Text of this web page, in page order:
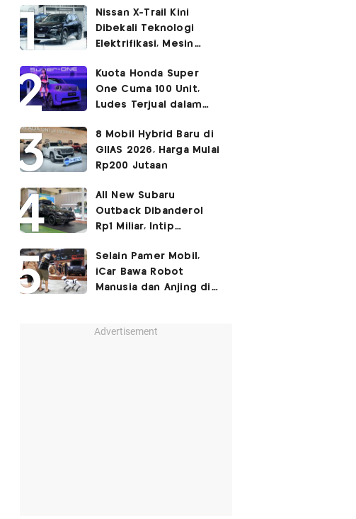
Nissan X-Trail Kini
Dibekali Teknologi
Elektrifikasi, Mesin
Kuota Honda Super
One Cuma 100 Unit,
Ludes Terjual dalam
8 Mobil Hybrid Baru di
GIIAS 2026, Harga Mulai
Rp200 Jutaan
All New Subaru
Outback Dibanderol
Rp1 Miliar, Intip
Selain Pamer Mobil,
iCar Bawa Robot
Manusia dan Anjing di
Advertisement